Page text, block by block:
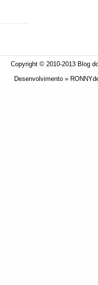
Copyright © 2010-2013 Blog
Desenvolvimento »